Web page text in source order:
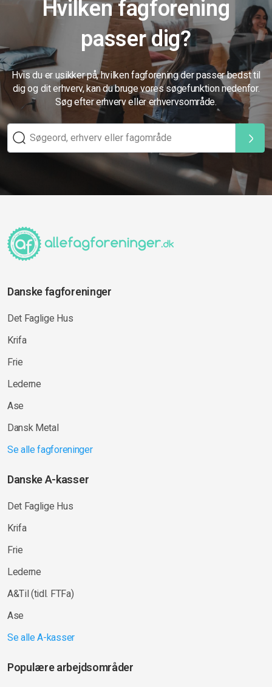
Hvilken fagforening
passer dig?
Hvis du er usikker på, hvilken fagforening der passer bedst til
dig og dit erhverv, kan du bruge vores søgefunktion nedenfor.
Søg efter erhverv eller erhvervsområde.
Danske fagforeninger
Det Faglige Hus
Krifa
Frie
Lederne
Ase
Dansk Metal
Se alle fagforeninger
Danske A-kasser
Det Faglige Hus
Krifa
Frie
Lederne
A&Til (tidl. FTFa)
Ase
Se alle A-kasser
Populære arbejdsområder